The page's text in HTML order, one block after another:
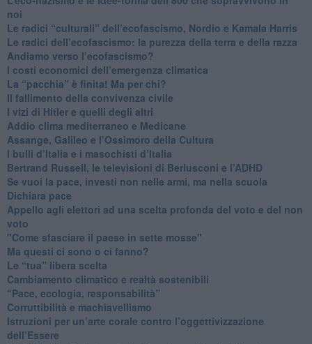
noi
​Le radici “culturali” dell’ecofascismo, Nordio e Kamala Harris
Le radici dell’ecofascismo: la purezza della terra e della razza
Andiamo verso l’ecofascismo?
I costi economici dell’emergenza climatica
​La “pacchia” è finita! Ma per chi?
​Il fallimento della convivenza civile
​I vizi di Hitler e quelli degli altri
Addio clima mediterraneo e Medicane
​Assange, Galileo e l’Ossimoro della Cultura
​I bulli d’Italia e i masochisti d’Italia
​Bertrand Russell, le televisioni di Berlusconi e l’ADHD
​Se vuoi la pace, investi non nelle armi, ma nella scuola
​Dichiara pace
​Appello agli elettori ad una scelta profonda del voto e del non
voto
"Come sfasciare il paese in sette mosse"
​Ma questi ci sono o ci fanno?
​Le “tua” libera scelta
Cambiamento climatico e realtà sostenibili
“Pace, ecologia, responsabilità”
​Corruttibilità e machiavellismo
Istruzioni per un’arte corale contro l’oggettivizzazione
dell’Essere